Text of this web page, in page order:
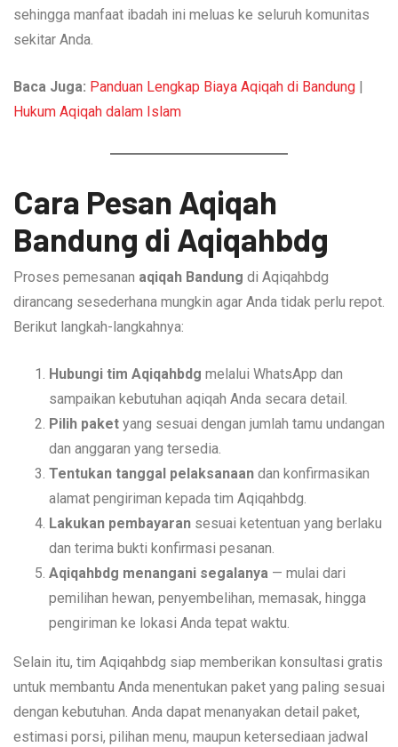
sehingga manfaat ibadah ini meluas ke seluruh komunitas
sekitar Anda.
Baca Juga: Panduan Lengkap Biaya Aqiqah di Bandung |
Hukum Aqiqah dalam Islam
Cara Pesan Aqiqah
Bandung di Aqiqahbdg
Proses pemesanan aqiqah Bandung di Aqiqahbdg
dirancang sesederhana mungkin agar Anda tidak perlu repot.
Berikut langkah-langkahnya:
Hubungi tim Aqiqahbdg melalui WhatsApp dan
sampaikan kebutuhan aqiqah Anda secara detail.
Pilih paket yang sesuai dengan jumlah tamu undangan
dan anggaran yang tersedia.
Tentukan tanggal pelaksanaan dan konfirmasikan
alamat pengiriman kepada tim Aqiqahbdg.
Lakukan pembayaran sesuai ketentuan yang berlaku
dan terima bukti konfirmasi pesanan.
Aqiqahbdg menangani segalanya — mulai dari
pemilihan hewan, penyembelihan, memasak, hingga
pengiriman ke lokasi Anda tepat waktu.
Selain itu, tim Aqiqahbdg siap memberikan konsultasi gratis
untuk membantu Anda menentukan paket yang paling sesuai
dengan kebutuhan. Anda dapat menanyakan detail paket,
estimasi porsi, pilihan menu, maupun ketersediaan jadwal